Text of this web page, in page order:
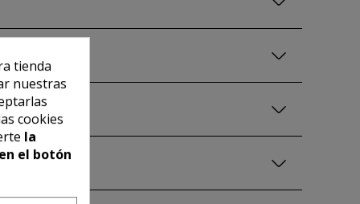
tienda
nuestras
cookies
la
el botón